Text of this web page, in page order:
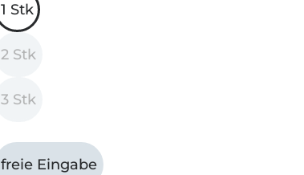
1 Stk
2 Stk
3 Stk
freie Eingabe